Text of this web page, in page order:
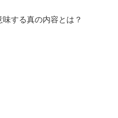
する真の内容とは？